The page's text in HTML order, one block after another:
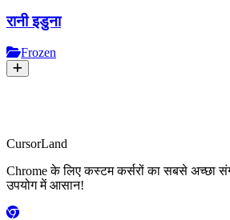
रानी इडुना
Frozen
CursorLand
Chrome के लिए कस्टम कर्सरों का सबसे अच्छा
उपयोग में आसान!